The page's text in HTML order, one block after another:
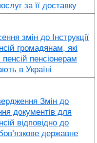
за її доставку
змін до Інструкції
громадянам, які
пенсіонерам
в Україні
Змін до
документів для
відповідно до
державне